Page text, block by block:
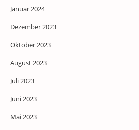
Januar 2024
Dezember 2023
Oktober 2023
August 2023
Juli 2023
Juni 2023
Mai 2023